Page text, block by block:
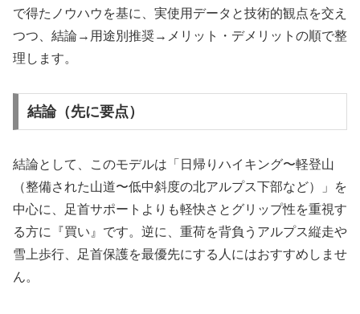
で得たノウハウを基に、実使用データと技術的観点を交え
つつ、結論→用途別推奨→メリット・デメリットの順で整
理します。
結論（先に要点）
結論として、このモデルは「日帰りハイキング〜軽登山
（整備された山道〜低中斜度の北アルプス下部など）」を
中心に、足首サポートよりも軽快さとグリップ性を重視す
る方に『買い』です。逆に、重荷を背負うアルプス縦走や
雪上歩行、足首保護を最優先にする人にはおすすめしませ
ん。